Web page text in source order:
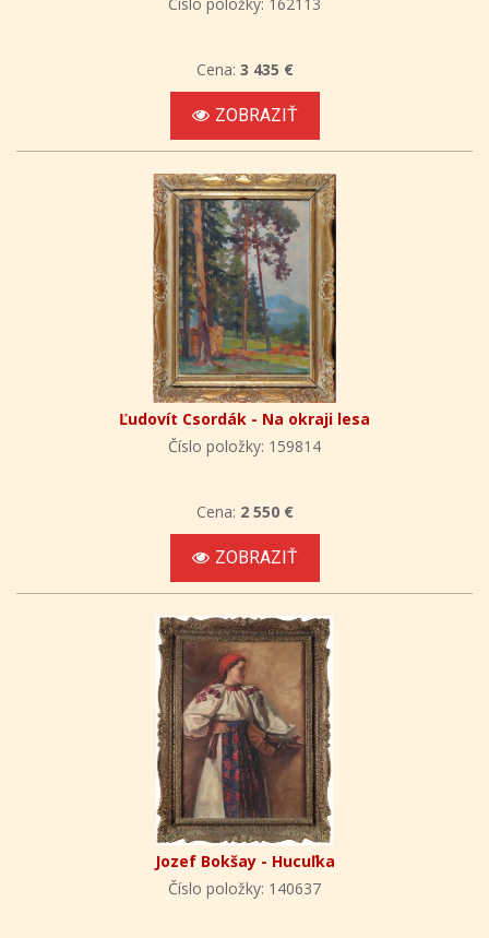
Cena: 3 435 €
ZOBRAZIŤ
Ľudovít Csordák - Na okraji lesa
Číslo položky: 159814
Cena: 2 550 €
ZOBRAZIŤ
Jozef Bokšay - Hucuľka
Číslo položky: 140637